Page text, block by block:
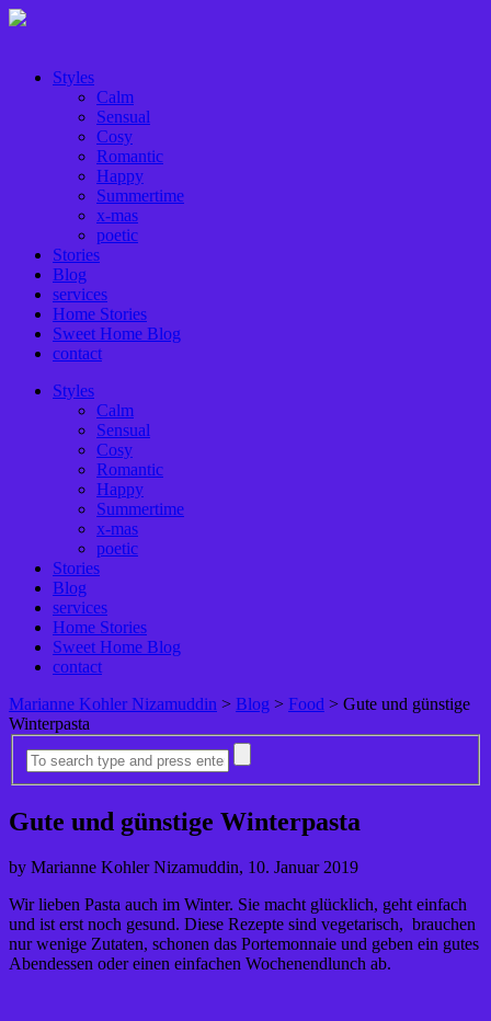
Styles
Calm
Sensual
Cosy
Romantic
Happy
Summertime
x-mas
poetic
Stories
Blog
services
Home Stories
Sweet Home Blog
contact
Styles
Calm
Sensual
Cosy
Romantic
Happy
Summertime
x-mas
poetic
Stories
Blog
services
Home Stories
Sweet Home Blog
contact
Marianne Kohler Nizamuddin > Blog > Food > Gute und günstige
Winterpasta
Gute und günstige Winterpasta
by Marianne Kohler Nizamuddin, 10. Januar 2019
Wir lieben Pasta auch im Winter. Sie macht glücklich, geht einfach
und ist erst noch gesund. Diese Rezepte sind vegetarisch, brauchen
nur wenige Zutaten, schonen das Portemonnaie und geben ein gutes
Abendessen oder einen einfachen Wochenendlunch ab.